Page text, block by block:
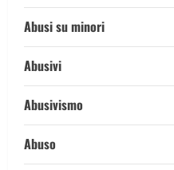
Abusi su minori
Abusivi
Abusivismo
Abuso